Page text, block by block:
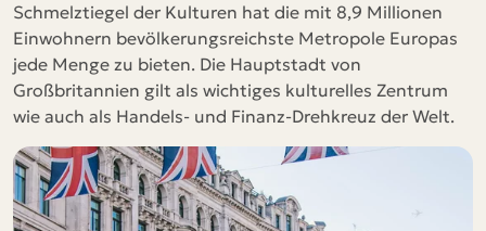
Schmelztiegel der Kulturen hat die mit 8,9 Millionen
Einwohnern bevölkerungsreichste Metropole Europas
jede Menge zu bieten. Die Hauptstadt von
Großbritannien gilt als wichtiges kulturelles Zentrum
wie auch als Handels- und Finanz-Drehkreuz der Welt.